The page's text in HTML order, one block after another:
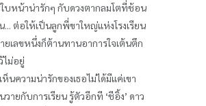
บหน้าน่ารักๆ กับดวงตากลมโตที่ช้อน
... ต่อให้เป็นลูกพี่ขาใหญ่แห่งโรงเรียน
ยเลขหนึ่งก็ต้านทานอาการใจเต้นตึก
ไม่อยู่
นความน่ารักของเธอไม่ได้มีแค่เขา
ายกับการเรียน รู้ตัวอีกที ‘ชีอิ้ง’ ดาว